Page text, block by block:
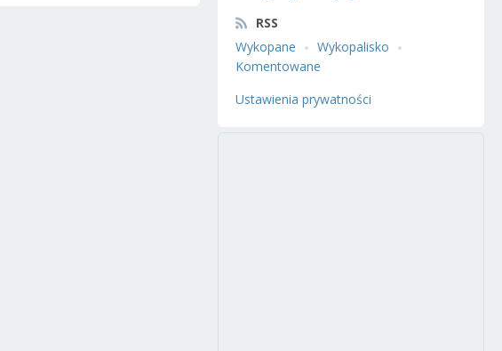
RSS
Wykopane
Wykopalisko
Komentowane
Ustawienia prywatności